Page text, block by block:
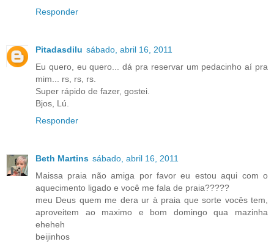
Responder
Pitadasdilu sábado, abril 16, 2011
Eu quero, eu quero... dá pra reservar um pedacinho aí pra
mim... rs, rs, rs.
Super rápido de fazer, gostei.
Bjos, Lú.
Responder
Beth Martins sábado, abril 16, 2011
Maissa praia não amiga por favor eu estou aqui com o
aquecimento ligado e você me fala de praia?????
meu Deus quem me dera ur à praia que sorte vocês tem,
aproveitem ao maximo e bom domingo qua mazinha
eheheh
beijinhos